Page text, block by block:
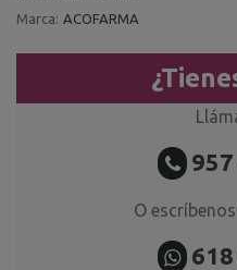
Marca: ACOFARMA
O